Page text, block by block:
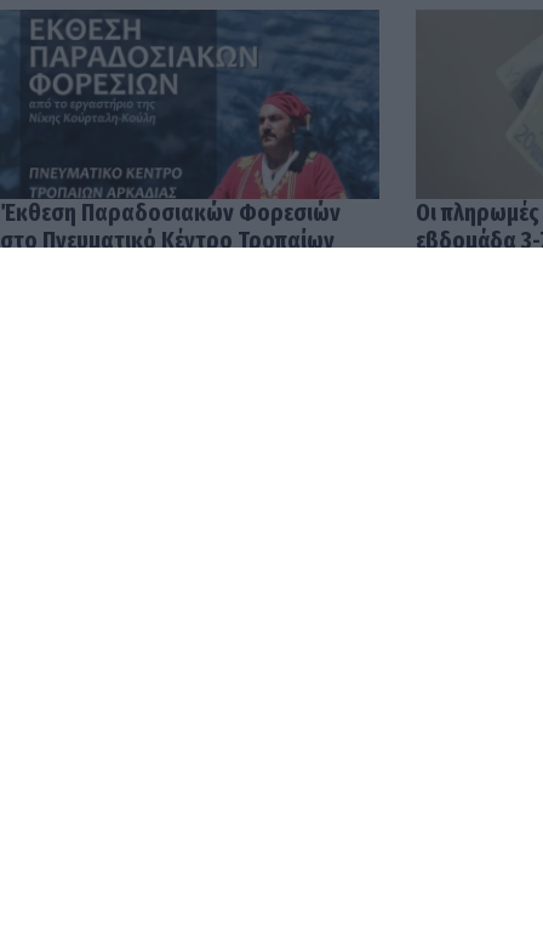
Έκθεση Παραδοσιακών Φορεσιών
στο Πνευματικό Κέντρο Τροπαίων
Οι
εβδομάδα